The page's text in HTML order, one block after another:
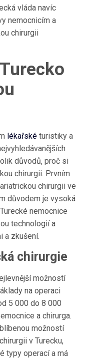
vláda navíc
nemocnicím a
chirurgii
lékařskéturistiky a
důvodů, proč si
chirurgii. Prvním
chirurgii ve
důvodem je vysoká
nemocnice
technologií a
a zkušení.
chirurgie
možností
na operaci
5 000 do 8 000
a chirurga.
možností
v Turecku,
typy operací a má